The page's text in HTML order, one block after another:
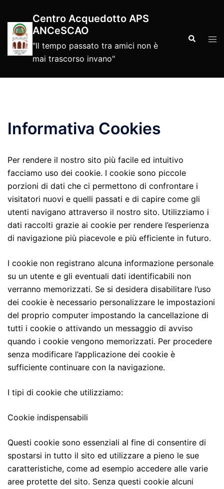
contenuto
Centro Acquedotto APS
ANCeSCAO
"Il tempo passato tra amici non è
mai trascorso invano"
Cerca
Informativa Cookies
Per rendere il nostro sito più facile ed intuitivo
facciamo uso dei cookie. I cookie sono piccole
porzioni di dati che ci permettono di confrontare i
visitatori nuovi e quelli passati e di capire come gli
utenti navigano attraverso il nostro sito. Utilizziamo i
dati raccolti grazie ai cookie per rendere l’esperienza
di navigazione più piacevole e più efficiente in futuro.
I cookie non registrano alcuna informazione personale
su un utente e gli eventuali dati identificabili non
verranno memorizzati. Se si desidera disabilitare l’uso
dei cookie è necessario personalizzare le impostazioni
del proprio computer impostando la cancellazione di
tutti i cookie o attivando un messaggio di avviso
quando i cookie vengono memorizzati. Per procedere
senza modificare l’applicazione dei cookie è
sufficiente continuare con la navigazione.
I tipi di cookie che utilizziamo:
Cookie indispensabili
Questi cookie sono essenziali al fine di consentire di
spostarsi in tutto il sito ed utilizzare a pieno le sue
caratteristiche, come ad esempio accedere alle varie
aree protette del sito. Senza questi cookie alcuni